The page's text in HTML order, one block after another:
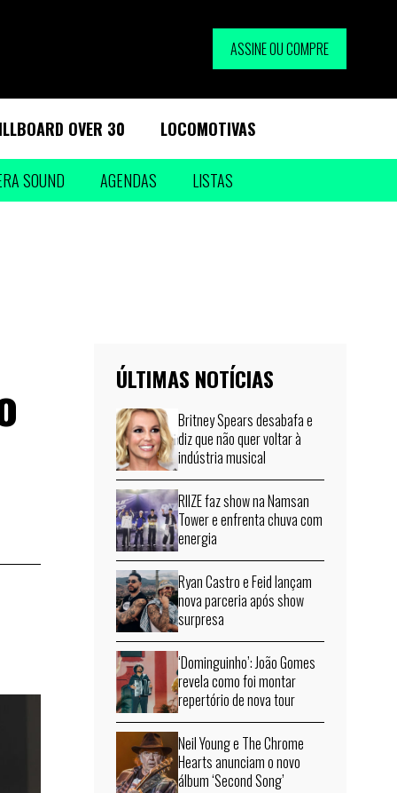
ASSINE OU COMPRE
OVER 30 LOCOMOTIVAS
SOUND AGENDAS LISTAS
ÚLTIMAS NOTÍCIAS
Britney Spears desabafa e
diz que não quer voltar à
indústria musical
RIIZE faz show na Namsan
Tower e enfrenta chuva com
energia
Ryan Castro e Feid lançam
nova parceria após show
surpresa
‘Dominguinho’: João Gomes
revela como foi montar
repertório de nova tour
Neil Young e The Chrome
Hearts anunciam o novo
álbum ‘Second Song’